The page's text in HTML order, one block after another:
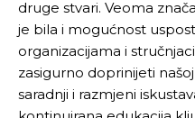
druge stvari. Veoma
je bila i mogućnost
organizacijama i
zasigurno doprinijeti
saradnji i razmjeni